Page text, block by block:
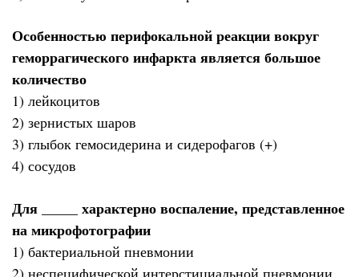
Особенностью перифокальной реакции вокруг
геморрагического инфаркта является большое
количество
1) лейкоцитов
2) зернистых шаров
3) глыбок гемосидерина и сидерофагов (+)
4) сосудов
Для _____ характерно воспаление, представленное
на микрофотографии
1) бактериальной пневмонии
2) неспецифической интерстициальной пневмонии